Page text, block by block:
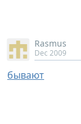
Rasmus
Dec 2009
бывают